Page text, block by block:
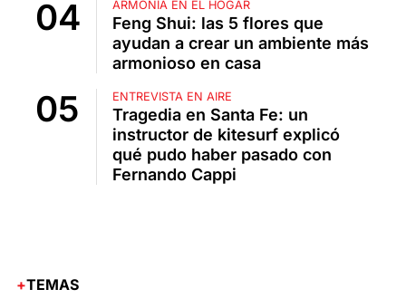
ARMONÍA EN EL HOGAR
Feng Shui: las 5 flores que
ayudan a crear un ambiente más
armonioso en casa
ENTREVISTA EN AIRE
Tragedia en Santa Fe: un
instructor de kitesurf explicó
qué pudo haber pasado con
Fernando Cappi
TEMAS